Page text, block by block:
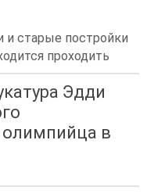
и старые постройки
проходить
Эдди
в